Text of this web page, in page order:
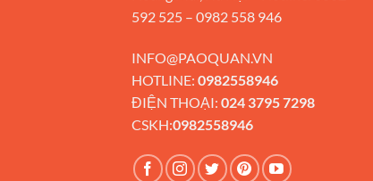
592 525 – 0982 558 946
INFO@PAOQUAN.VN
HOTLINE: 0982558946
ĐIỆN THOẠI: 024 3795 7298
CSKH:0982558946